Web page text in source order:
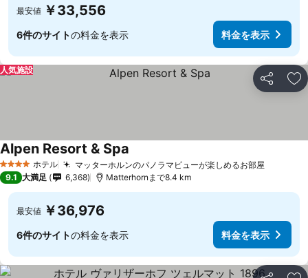
最安値 ￥33,556
6件のサイトの料金を表示 料金を表示
シェア お
人気施設
4 ホテルのランク
ホテル マッターホルンのパノラマビューが楽しめるお部屋
Alpen Resort & Spa
9.1 大満足 6,368 Matterhornまで8.4 km
最安値 ￥36,976
6件のサイトの料金を表示 料金を表示